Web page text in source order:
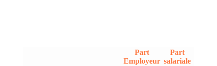
Part
Employeur
Part
salariale